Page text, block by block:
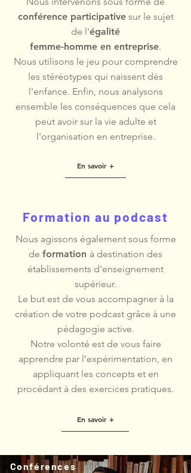
conférence participativesur le sujet
de l'égalité
femme-homme en entreprise.
Nous utilisons le jeu pour comprendre
les stéréotypes qui naissent dès
l'enfance. Enfin, nous analysons
ensemble les conséquences que cela
peut avoir sur la vie adulte et
l'organisation en entreprise.
En savoir +
Formation au podcast
Nous agissons également sous forme
de formation à destination des
établissements d'enseignement
supérieur.
Le but est de vous accompagner à la
création de votre podcast grâce à une
pédagogie active.
Notre volonté est de vous faire
apprendre par l’expérimentation, en
appliquant les concepts et en
procédant à des exercices pratiques.
En savoir +
Conférences